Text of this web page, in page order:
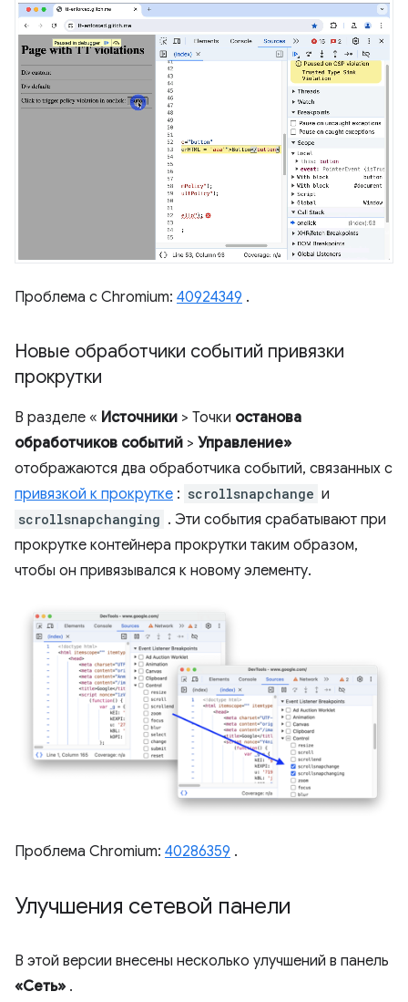
Проблема с Chromium: 40924349 .
Новые обработчики событий привязки
прокрутки
В разделе « Источники > Точки останова
обработчиков событий > Управление»
отображаются два обработчика событий, связанных с
привязкой к прокрутке : scrollsnapchange и
scrollsnapchanging . Эти события срабатывают при
прокрутке контейнера прокрутки таким образом,
чтобы он привязывался к новому элементу.
Проблема Chromium: 40286359 .
Улучшения сетевой панели
В этой версии внесены несколько улучшений в панель
«Сеть» .